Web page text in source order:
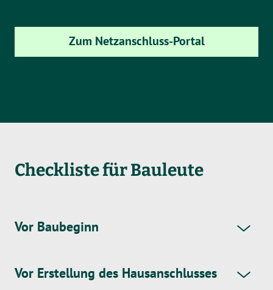
Zum Netzanschluss-Portal
Checkliste für Bauleute
Vor Baubeginn
Vor Erstellung des Hausanschlusses